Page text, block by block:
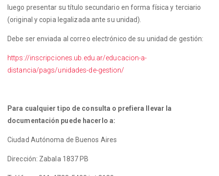
luego presentar su título secundario en forma física y terciario
(original y copia legalizada ante su unidad).
Debe ser enviada al correo electrónico de su unidad de gestión:
https://inscripciones.ub.edu.ar/educacion-a-
distancia/pags/unidades-de-gestion/
Para cualquier tipo de consulta o prefiera llevar la
documentación puede hacerlo a:
Ciudad Autónoma de Buenos Aires
Dirección: Zabala 1837 PB